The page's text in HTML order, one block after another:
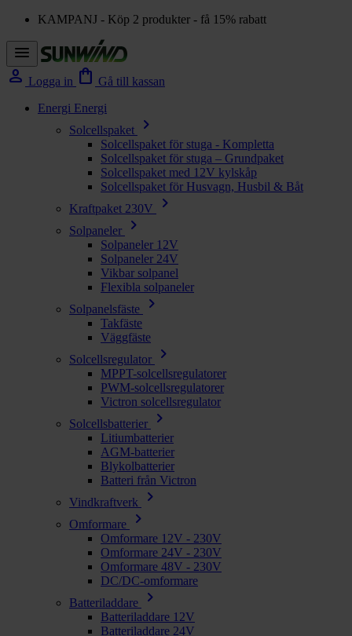
KAMPANJ - Köp 2 produkter - få 15% rabatt
menu
person Logga in shopping_bag Gå till kassan
Energi Energi
Solcellspaket
chevron_right
Solcellspaket för stuga - Kompletta
Solcellspaket för stuga – Grundpaket
Solcellspaket med 12V kylskåp
Solcellspaket för Husvagn, Husbil & Båt
Kraftpaket 230V
chevron_right
Solpaneler chevron_right
Solpaneler 12V
Solpaneler 24V
Vikbar solpanel
Flexibla solpaneler
Solpanelsfäste
chevron_right
Takfäste
Väggfäste
Solcellsregulator
chevron_right
MPPT-solcellsregulatorer
PWM-solcellsregulatorer
Victron solcellsregulator
Solcellsbatterier
chevron_right
Litiumbatterier
AGM-batterier
Blykolbatterier
Batteri från Victron
Vindkraftverk
chevron_right
Omformare chevron_right
Omformare 12V - 230V
Omformare 24V - 230V
Omformare 48V - 230V
DC/DC-omformare
Batteriladdare
chevron_right
Batteriladdare 12V
Batteriladdare 24V